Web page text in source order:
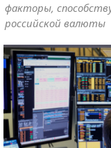
факторы,
российской валюты